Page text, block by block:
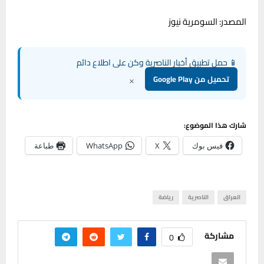
المصدر: السومرية نيوز
📱 حمل تطبيق أخبار الناصرية وكن على اطلاع دائم
تحميل من Google Play ×
شارك هذا الموضوع:
فيس بوك X
WhatsApp طباعة
العراق الناصرية رياضة
مشاركة 0